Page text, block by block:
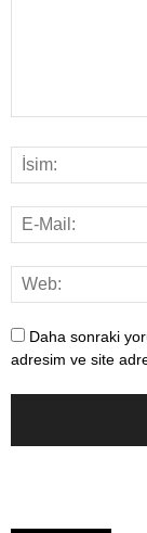
Daha sonraki
adresim ve site